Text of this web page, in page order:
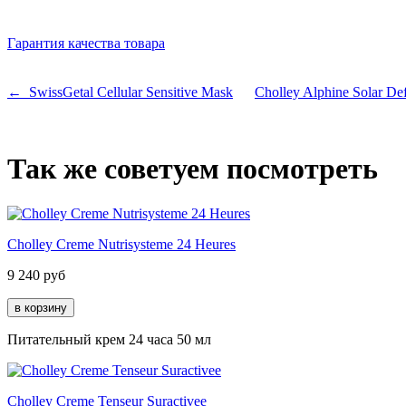
Гарантия качества товара
← SwissGetal Cellular Sensitive Mask Cholley Alphine Solar
Так же советуем посмотреть
Cholley Creme Nutrisysteme 24 Heures
9 240 руб
Питательный крем 24 часа 50 мл
Cholley Creme Tenseur Suractivee